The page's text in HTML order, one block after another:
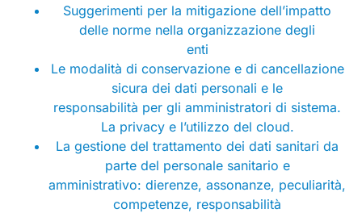
Suggerimenti per la mitigazione dell’impatto
delle norme nella organizzazione degli
enti
Le modalità di conservazione e di cancellazione
sicura dei dati personali e le
responsabilità per gli amministratori di sistema.
La privacy e l’utilizzo del cloud.
La gestione del trattamento dei dati sanitari da
parte del personale sanitario e
amministrativo: dierenze, assonanze, peculiarità,
competenze, responsabilità